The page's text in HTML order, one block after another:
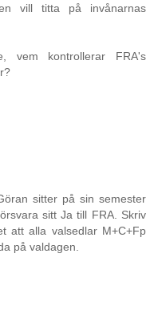
vill titta på invånarnas
vem kontrollerar FRA's
sitter på sin semester
sitt Ja till FRA. Skriv
att alla valsedlar M+C+Fp
på valdagen.